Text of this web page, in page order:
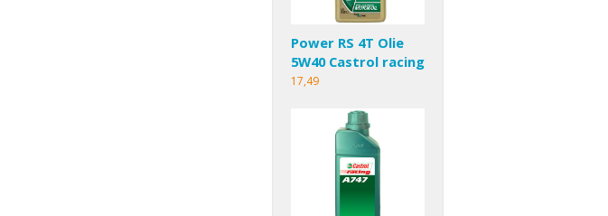
Power RS 4T Olie
5W40 Castrol racing
17,49